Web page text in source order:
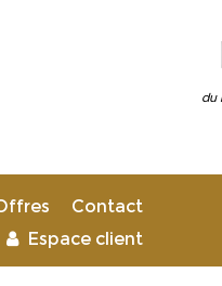
du
Contact
Espace client